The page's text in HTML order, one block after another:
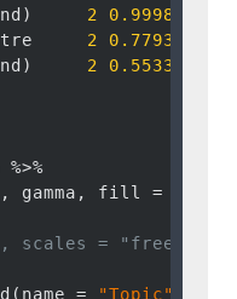
2
0.9998634
2
0.7793697
2 0.5533863
gamma, fill =
scales = "free") +
=
"Topic"